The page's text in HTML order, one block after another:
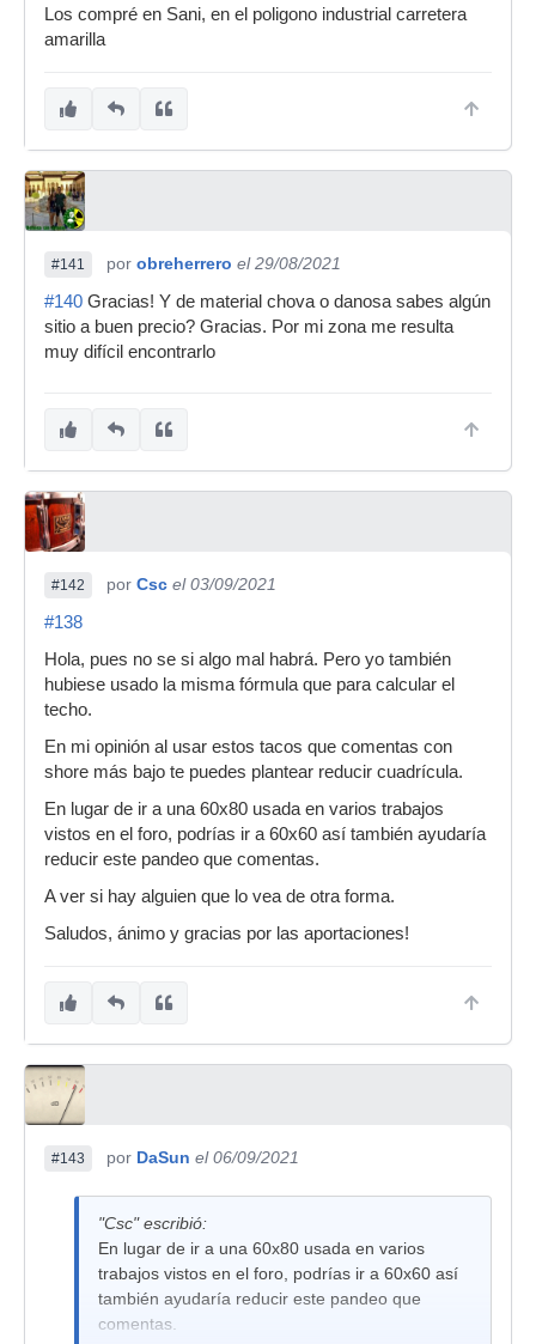
Los compré en Sani, en el poligono industrial carretera
amarilla
#141 por obreherrero el 29/08/2021
#140 Gracias! Y de material chova o danosa sabes algún
sitio a buen precio? Gracias. Por mi zona me resulta
muy difícil encontrarlo
#142 por Csc el 03/09/2021
#138
Hola, pues no se si algo mal habrá. Pero yo también
hubiese usado la misma fórmula que para calcular el
techo.
En mi opinión al usar estos tacos que comentas con
shore más bajo te puedes plantear reducir cuadrícula.
En lugar de ir a una 60x80 usada en varios trabajos
vistos en el foro, podrías ir a 60x60 así también ayudaría
reducir este pandeo que comentas.
A ver si hay alguien que lo vea de otra forma.
Saludos, ánimo y gracias por las aportaciones!
#143 por DaSun el 06/09/2021
"Csc" escribió:
En lugar de ir a una 60x80 usada en varios
trabajos vistos en el foro, podrías ir a 60x60 así
también ayudaría reducir este pandeo que
comentas.